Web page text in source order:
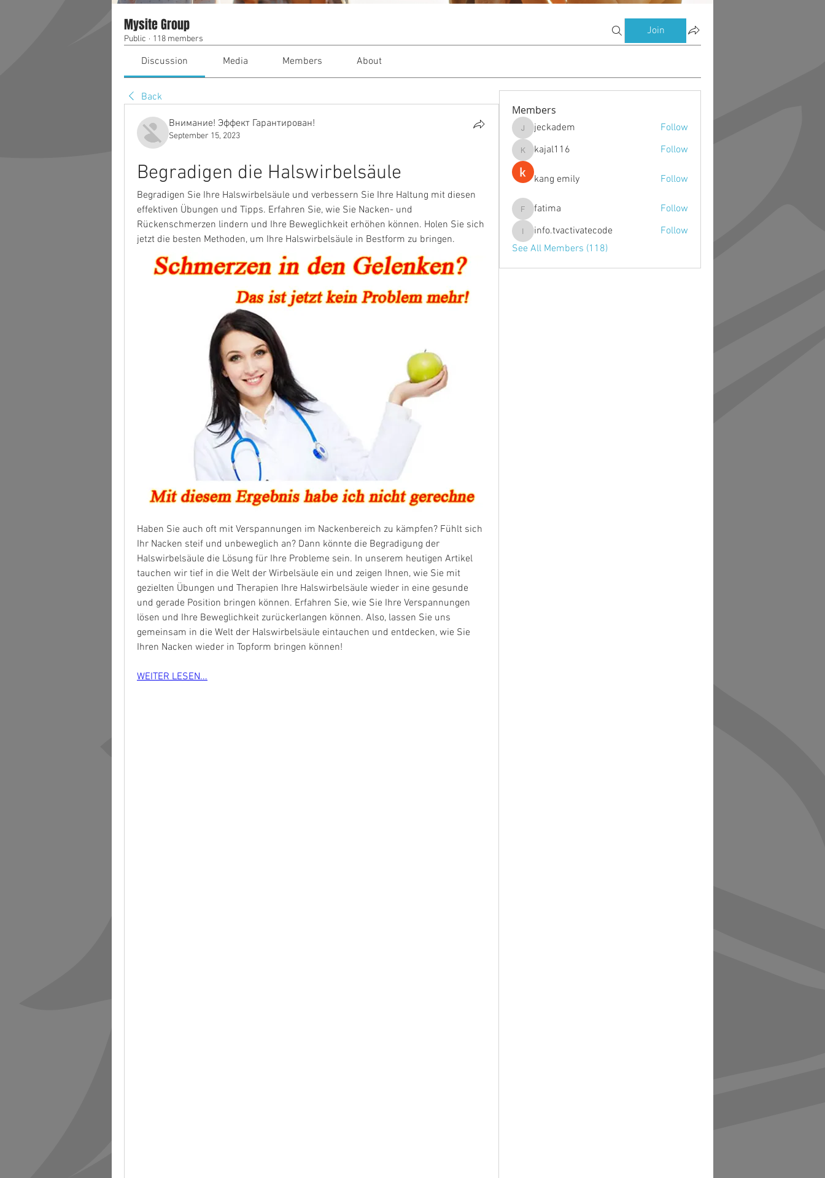
Mysite Group
Public · 118 members
Join
Discussion Media Members About
Back
Внимание! Эффект Гарантирован!
September 15, 2023
Begradigen die Halswirbelsäule
Begradigen Sie Ihre Halswirbelsäule und verbessern Sie Ihre Haltung mit diesen
effektiven Übungen und Tipps. Erfahren Sie, wie Sie Nacken- und
Rückenschmerzen lindern und Ihre Beweglichkeit erhöhen können. Holen Sie sich
jetzt die besten Methoden, um Ihre Halswirbelsäule in Bestform zu bringen.
Haben Sie auch oft mit Verspannungen im Nackenbereich zu kämpfen? Fühlt sich
Ihr Nacken steif und unbeweglich an? Dann könnte die Begradigung der
Halswirbelsäule die Lösung für Ihre Probleme sein. In unserem heutigen Artikel
tauchen wir tief in die Welt der Wirbelsäule ein und zeigen Ihnen, wie Sie mit
gezielten Übungen und Therapien Ihre Halswirbelsäule wieder in eine gesunde
und gerade Position bringen können. Erfahren Sie, wie Sie Ihre Verspannungen
lösen und Ihre Beweglichkeit zurückerlangen können. Also, lassen Sie uns
gemeinsam in die Welt der Halswirbelsäule eintauchen und entdecken, wie Sie
Ihren Nacken wieder in Topform bringen können!
WEITER LESEN...
Members
jeckadem
jeckadem Follow
kajal116
kajal116 Follow
kang emily Follow
fatima
fatima Follow
info.tvactivatecode
info.tvactivatecode
Follow
See All Members (118)